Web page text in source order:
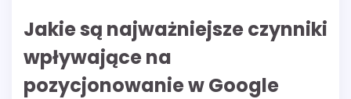
Jakie są najważniejsze czynniki
wpływające na
pozycjonowanie w Google